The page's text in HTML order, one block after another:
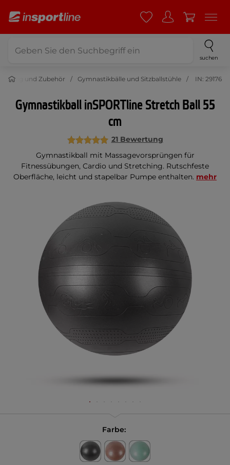
suchen
und Zubehör Gymnastikbälle und Sitzballstühle IN: 29176
Gymnastikball inSPORTline Stretch Ball 55
cm
21 Bewertung
Gymnastikball mit Massagevorsprüngen für
Fitnessübungen, Cardio und Stretching. Rutschfeste
Oberfläche, leicht und stapelbar Pumpe enthalten. mehr
Farbe: